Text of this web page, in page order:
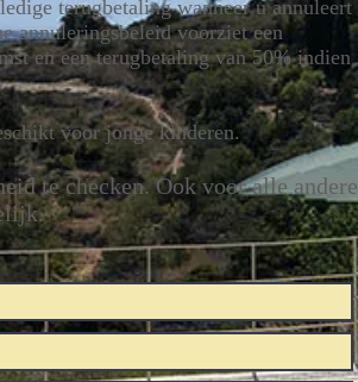
terugbetaling wanneer u annuleert
annuleringsbeleid voorziet een
en een terugbetaling van 50% indien
voor jonge kinderen.
te checken. Ook voor alle andere